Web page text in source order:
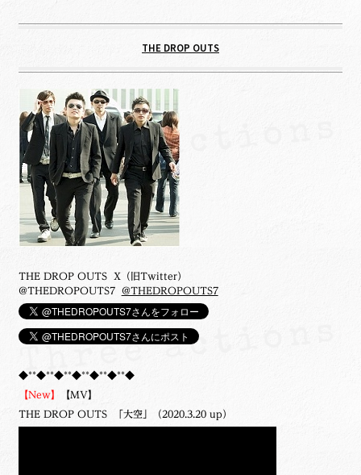
THE DROP OUTS
THE DROP OUTS X（旧Twitter）
@THEDROPOUTS7 @THEDROPOUTS7
◆**◆**◆**◆**◆**◆**◆
【New】 【MV】
THE DROP OUTS 「大空」（2020.3.20 up）